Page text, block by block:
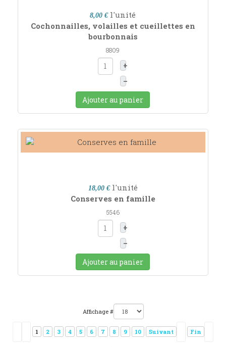
8,00 € l'unité
Cochonnailles, volailles et cueillettes en
bourbonnais
8809
+
–
Ajouter au panier
18,00 € l'unité
Conserves en famille
5546
+
–
Ajouter au panier
Affichage #
1 2 3 4 5 6 7 8 9 10 Suivant Fin